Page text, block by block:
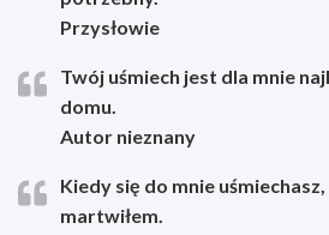
Przysłowie
Twój uśmiech jest dla mnie
domu.
Autor nieznany
Kiedy się do mnie
martwiłem.